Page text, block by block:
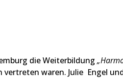
die Weiterbildung
waren. Julie Engel